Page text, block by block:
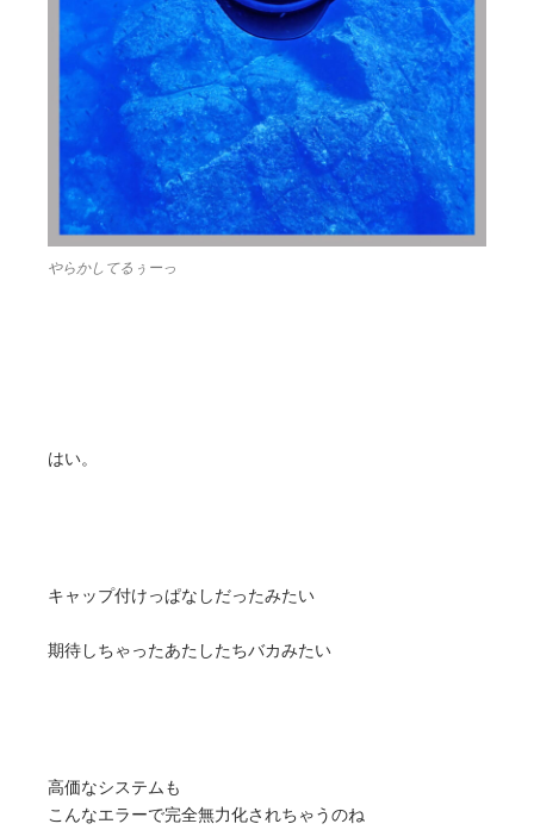
やらかしてるぅーっ
はい。
キャップ付けっぱなしだったみたい
期待しちゃったあたしたちバカみたい
高価なシステムも
こんなエラーで完全無力化されちゃうのね